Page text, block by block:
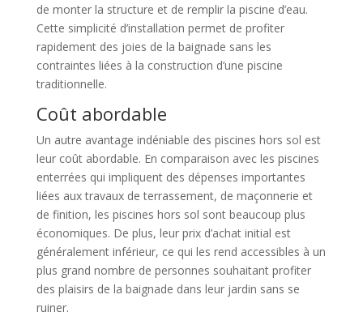
de monter la structure et de remplir la piscine d’eau.
Cette simplicité d’installation permet de profiter
rapidement des joies de la baignade sans les
contraintes liées à la construction d’une piscine
traditionnelle.
Coût abordable
Un autre avantage indéniable des piscines hors sol est
leur coût abordable. En comparaison avec les piscines
enterrées qui impliquent des dépenses importantes
liées aux travaux de terrassement, de maçonnerie et
de finition, les piscines hors sol sont beaucoup plus
économiques. De plus, leur prix d’achat initial est
généralement inférieur, ce qui les rend accessibles à un
plus grand nombre de personnes souhaitant profiter
des plaisirs de la baignade dans leur jardin sans se
ruiner.